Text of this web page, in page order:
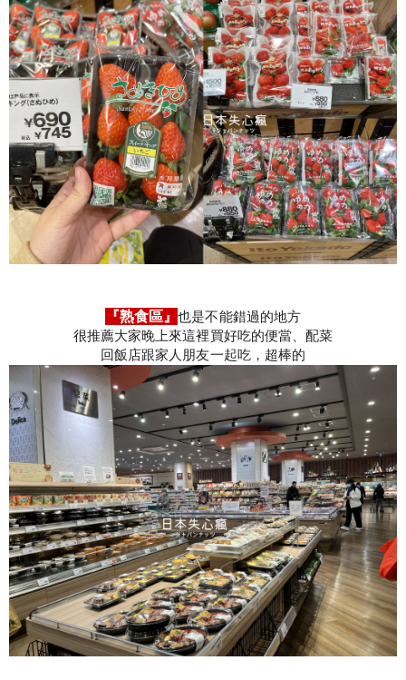
『熟食區』也是不能錯過的地方
很推薦大家晚上來這裡買好吃的便當、配菜
回飯店跟家人朋友一起吃，超棒的